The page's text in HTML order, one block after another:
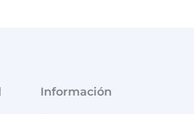
Información